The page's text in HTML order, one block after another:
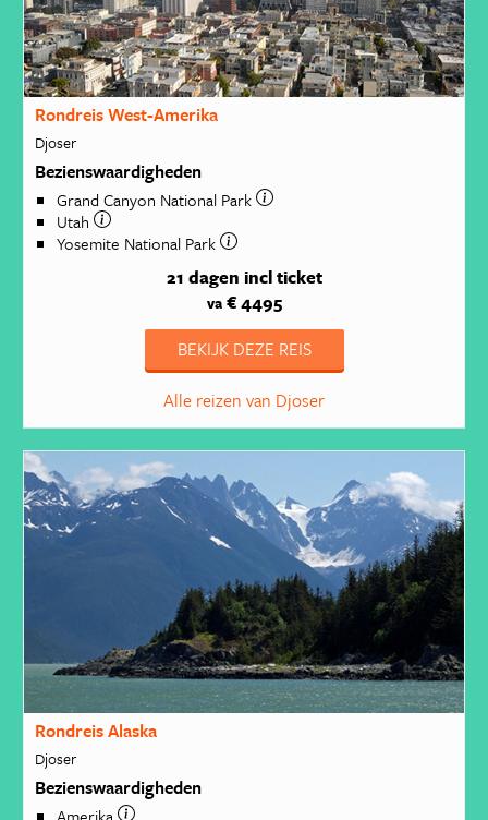
Rondreis West-Amerika
Djoser
Bezienswaardigheden
Grand Canyon National Park
Utah
Yosemite National Park
21 dagen incl ticket
va€ 4495
BEKIJK DEZE REIS
Alle reizen van Djoser
Rondreis Alaska
Djoser
Bezienswaardigheden
Amerika